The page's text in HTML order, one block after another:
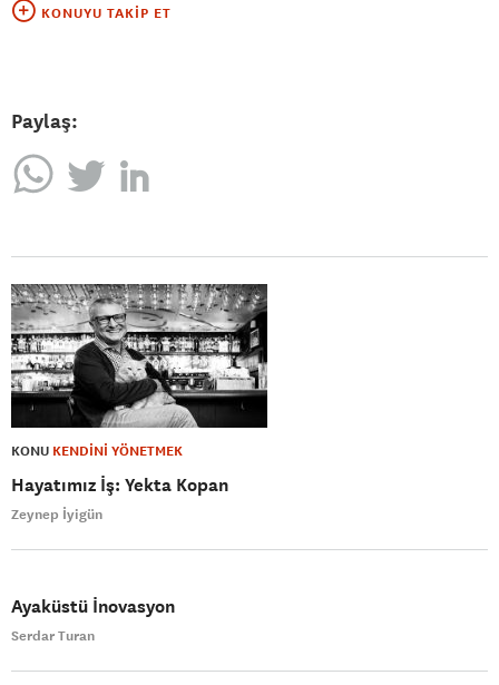
KONUYU TAKIP ET
Paylaş:
KONU KENDİNİ YÖNETMEK
Hayatımız İş: Yekta Kopan
Zeynep İyigün
Ayaküstü İnovasyon
Serdar Turan